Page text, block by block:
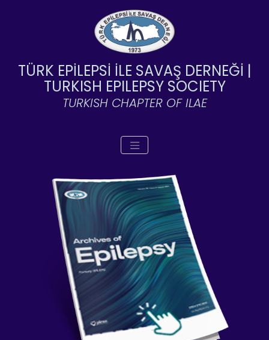
TÜRK EPİLEPSİ İLE SAVAŞ DERNEĞİ |
TURKISH EPILEPSY SOCIETY
TURKISH CHAPTER OF ILAE